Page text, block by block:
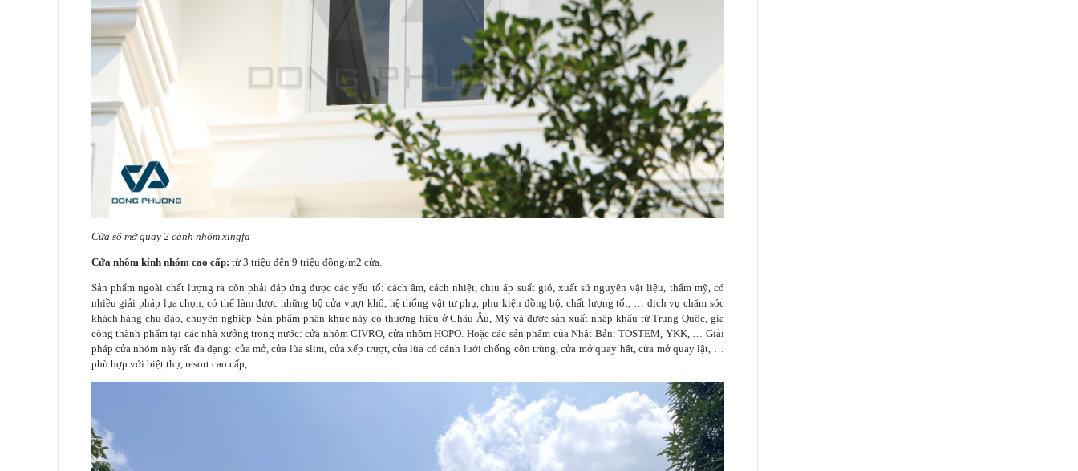
Cửa sổ mở quay 2 cánh nhôm xingfa
Cửa nhôm kính nhóm cao cấp: từ 3 triệu đến 9 triệu đồng/m2 cửa.
Sản phẩm ngoài chất lượng ra còn phải đáp ứng được các yếu tố: cách âm, cách nhiệt, chịu áp suất gió, xuất sứ nguyên vật liệu, thẩm mỹ, có
nhiều giải pháp lựa chọn, có thể làm được những bộ cửa vượt khổ, hệ thống vật tư phụ, phụ kiện đồng bộ, chất lượng tốt, … dịch vụ chăm sóc
khách hàng chu đáo, chuyên nghiệp. Sản phẩm phân khúc này có thương hiệu ở Châu Âu, Mỹ và được sản xuất nhập khẩu từ Trung Quốc, gia
công thành phẩm tại các nhà xưởng trong nước: cửa nhôm CIVRO, cửa nhôm HOPO. Hoặc các sản phẩm của Nhật Bản: TOSTEM, YKK, … Giải
pháp cửa nhóm này rất đa dạng: cửa mở, cửa lùa slim, cửa xếp trượt, cửa lùa có cánh lưới chống côn trùng, cửa mở quay hất, cửa mở quay lật, …
phù hợp với biệt thự, resort cao cấp, …